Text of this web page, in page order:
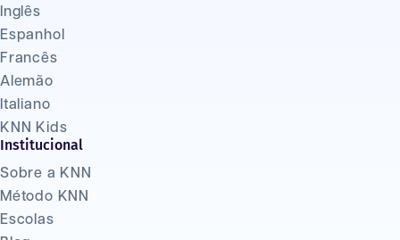
Inglês
Espanhol
Francês
Alemão
Italiano
KNN Kids
Institucional
Sobre a KNN
Método KNN
Escolas